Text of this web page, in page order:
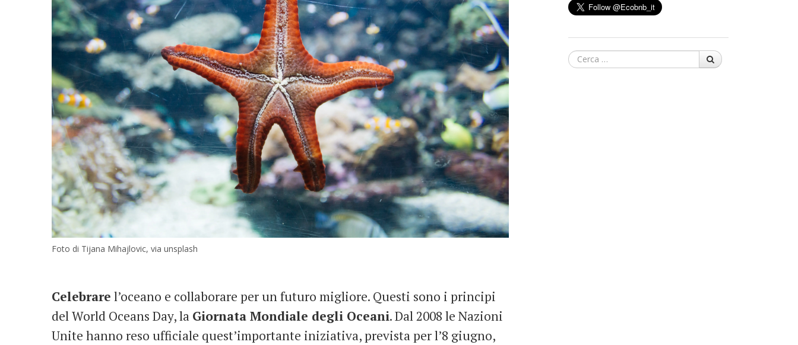
Foto di Tijana Mihajlovic, via unsplash
Celebrare l’oceano e collaborare per un futuro migliore. Questi sono i principi
del World Oceans Day, la Giornata Mondiale degli Oceani. Dal 2008 le Nazioni
Unite hanno reso ufficiale quest’importante iniziativa, prevista per l’8 giugno,
Cerca